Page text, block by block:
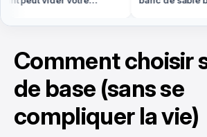
Comment choisir
de base (sans se
compliquer la vie)